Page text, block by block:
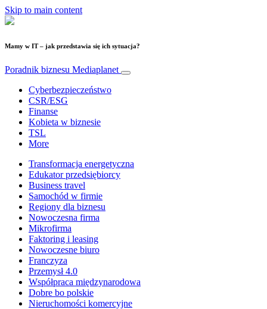
Skip to main content
Mamy w IT – jak przedstawia się ich sytuacja?
Poradnik biznesu Mediaplanet
Cyberbezpieczeństwo
CSR/ESG
Finanse
Kobieta w biznesie
TSL
More
Transformacja energetyczna
Edukator przedsiębiorcy
Business travel
Samochód w firmie
Regiony dla biznesu
Nowoczesna firma
Mikrofirma
Faktoring i leasing
Nowoczesne biuro
Franczyza
Przemysł 4.0
Współpraca międzynarodowa
Dobre bo polskie
Nieruchomości komercyjne